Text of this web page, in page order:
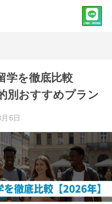
学を徹底比較
別おすすめプラン
6日